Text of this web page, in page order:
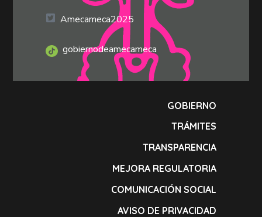
Amecameca2025
gobiernodeamecameca
GOBIERNO
TRÁMITES
TRANSPARENCIA
MEJORA REGULATORIA
COMUNICACIÓN SOCIAL
AVISO DE PRIVACIDAD